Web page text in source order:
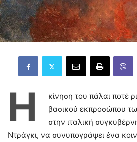
Η
κίνηση του πάλαι ποτέ
βασικού εκπροσώπου
στην ιταλική
Ντράγκι, να συνυπογράψει ένα